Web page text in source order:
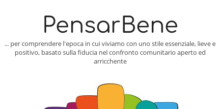
PensarBene
... per comprendere l'epoca in cui viviamo con uno stile essenziale, lieve e
positivo, basato sulla fiducia nel confronto comunitario aperto ed
arricchente